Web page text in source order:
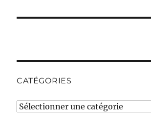
CATÉGORIES
Catégories